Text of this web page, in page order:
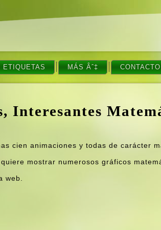
ETIQUETAS MÁS Âˆ‡ CONTACTO
Interesantes
cien animaciones y todas de carácter
mostrar numerosos gráficos
web.